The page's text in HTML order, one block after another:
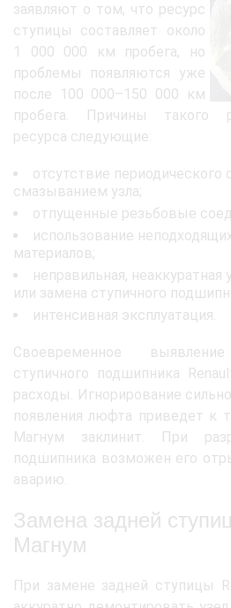
заявляют о том, что ресурс
ступицы составляет около
1 000 000 км пробега, но
проблемы появляются уже
после 100 000–150 000 км
пробега. Причины такого
ресурса следующие:
отсутствие периодического
смазыванием узла;
отпущенные резьбовые
использование
материалов;
неправильная,
или замена ступичного
интенсивная эксплуатация.
Своевременное
ступичного подшипника
расходы. Игнорирование
появления люфта приведет к
Магнум заклинит. При
подшипника возможен его
аварию.
Замена задней
Магнум
При замене задней ступицы